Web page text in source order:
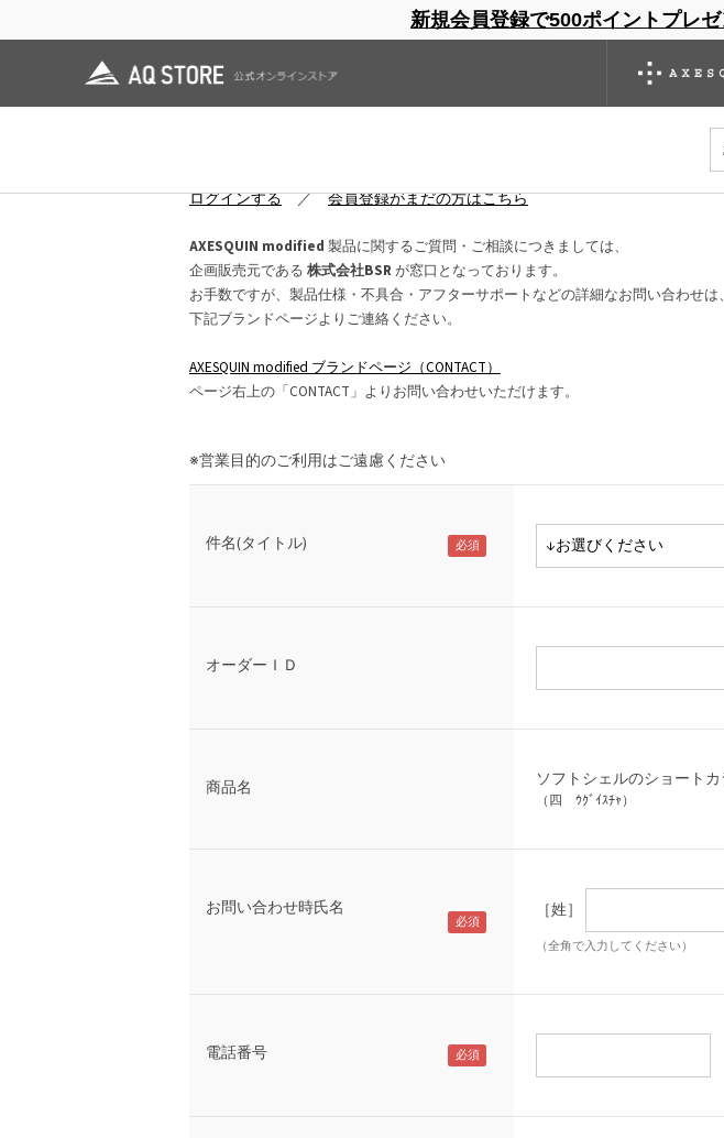
新規会員登録で500ポイントプレゼ
ブランドサイト 商品一覧
スリーピングマット バックパック グローブ
お問い合わせ
ログインする／会員登録がまだの方はこちら
AXESQUIN modified 製品に関するご質問・ご相談につきましては、
企画販売元である 株式会社BSRが窓口となっております。
お手数ですが、製品仕様・不具合・アフターサポートなどの詳細なお問い合わせは、
下記ブランドページよりご連絡ください。
AXESQUIN modified ブランドページ（CONTACT）
ページ右上の「CONTACT」よりお問い合わせいただけます。
※営業目的のご利用はご遠慮ください
件名(タイトル)
オーダーＩＤ
商品名 ソフトシェルのショート
（四 ｳｸﾞｲｽﾁｬ）
お問い合わせ時氏名 ［姓］
（全角で入力してください）
電話番号